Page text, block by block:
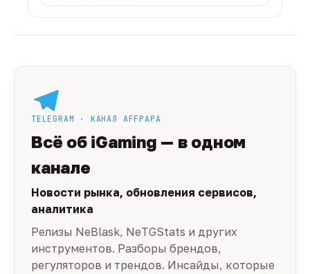
TELEGRAM · КАНАЛ AFFPAPA
Всё об iGaming — в одном
канале
Новости рынка, обновления сервисов,
аналитика
Релизы NeBlask, NeTGStats и других
инструментов. Разборы брендов,
регуляторов и трендов. Инсайды, которые